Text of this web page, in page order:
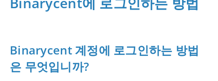
Binarycent 계정에 로그인하는 방법
은 무엇입니까?